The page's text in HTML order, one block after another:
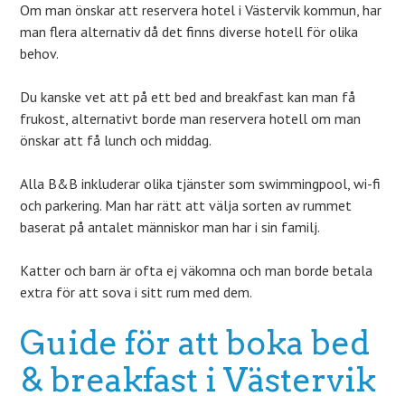
Om man önskar att reservera hotel i Västervik kommun, har
man flera alternativ då det finns diverse hotell för olika
behov.
Du kanske vet att på ett bed and breakfast kan man få
frukost, alternativt borde man reservera hotell om man
önskar att få lunch och middag.
Alla B&B inkluderar olika tjänster som swimmingpool, wi-fi
och parkering. Man har rätt att välja sorten av rummet
baserat på antalet människor man har i sin familj.
Katter och barn är ofta ej väkomna och man borde betala
extra för att sova i sitt rum med dem.
Guide för att boka bed
& breakfast i Västervik